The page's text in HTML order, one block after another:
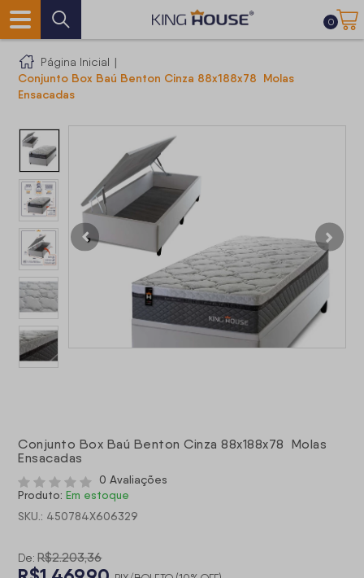
0
Página Inicial |
Conjunto Box Baú Benton Cinza 88x188x78 Molas
Ensacadas
Conjunto Box Baú Benton Cinza 88x188x78 Molas
Ensacadas
0 Avaliações
Produto: Em estoque
SKU.: 450784X606329
De: R$2.203,36